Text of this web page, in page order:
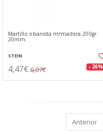
Martillo ebanista m/madera 200gr.
20mm.
STEIN
4,47€ 6,07€ - 26%
Anterior